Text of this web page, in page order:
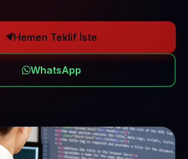
Hemen Teklif İste
WhatsApp